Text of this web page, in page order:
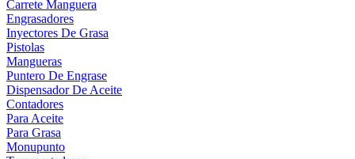
Carrete Manguera
Engrasadores
Inyectores De Grasa
Pistolas
Mangueras
Puntero De Engrase
Dispensador De Aceite
Contadores
Para Aceite
Para Grasa
Monupunto